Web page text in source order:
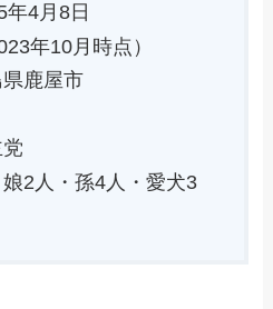
4月8日
年10月時点）
鹿屋市
2人・孫4人・愛犬3